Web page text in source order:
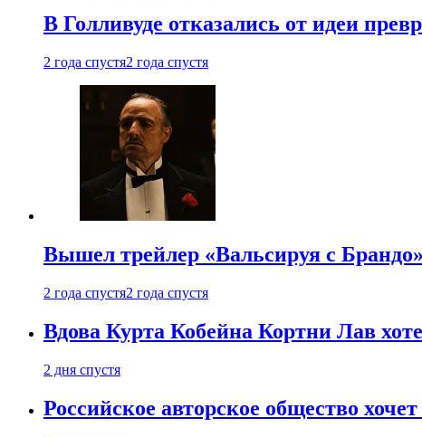
В Голливуде отказались от идеи
2 года спустя2 года спустя
Вышел трейлер «Вальсируя с
2 года спустя2 года спустя
Вдова Курта Кобейна Кортни Лав
2 дня спустя
Российское авторское общество